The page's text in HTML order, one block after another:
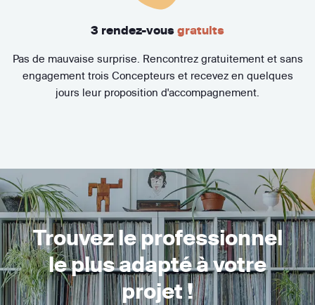
3 rendez-vous gratuits
Pas de mauvaise surprise. Rencontrez gratuitement et sans
engagement trois Concepteurs et recevez en quelques
jours leur proposition d'accompagnement.
Trouvez le professionnel
le plus adapté à votre
projet !